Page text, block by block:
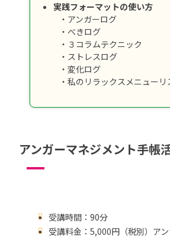
実践フォーマットの使い方
・アンガーログ
・べきログ
・３コラムテクニック
・ストレスログ
・変化ログ
・私のリラックスメニューリ
アンガーマネジメント手帳
受講時間：90分
受講料金：5,000円（税別）ア